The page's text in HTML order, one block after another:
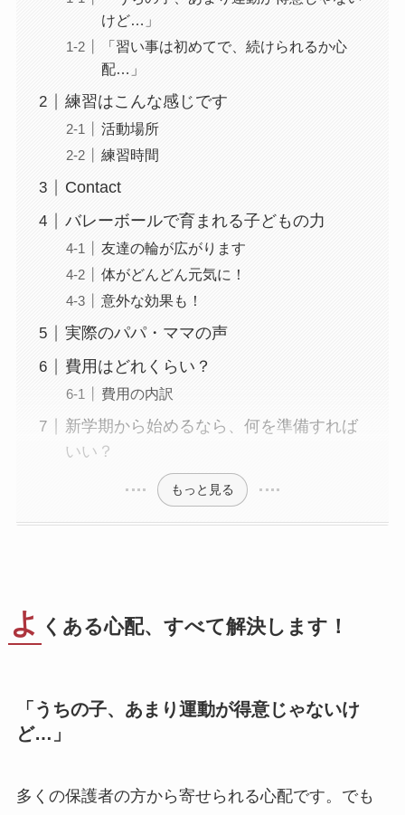
けど…」
「習い事は初めてで、続けられるか心
配…」
練習はこんな感じです
活動場所
練習時間
Contact
バレーボールで育まれる子どもの力
友達の輪が広がります
体がどんどん元気に！
意外な効果も！
実際のパパ・ママの声
費用はどれくらい？
費用の内訳
新学期から始めるなら、何を準備すれば
いい？
もっと見る
よ くある心配、すべて解決します！
「うちの子、あまり運動が得意じゃないけ
ど…」
多くの保護者の方から寄せられる心配です。でも